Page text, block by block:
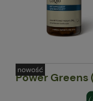
Power Greens
nowość